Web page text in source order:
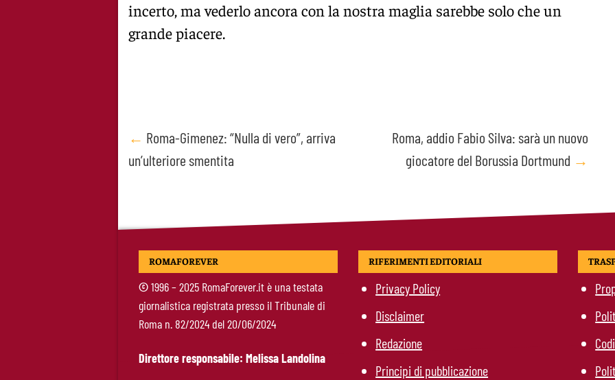
incerto, ma vederlo ancora con la nostra maglia sarebbe solo che un
grande piacere.
Post
navigation
← Roma-Gimenez: “Nulla di vero”, arriva
un’ulteriore smentita
Roma, addio Fabio Silva: sarà un nuovo
giocatore del Borussia Dortmund →
ROMAFOREVER
©1996 – 2025 RomaForever.it è una testata
giornalistica registrata presso il Tribunale di
Roma n. 82/2024 del 20/06/2024
Direttore responsabile: Melissa Landolina
RIFERIMENTI EDITORIALI
Privacy Policy
Disclaimer
Redazione
Principi di pubblicazione